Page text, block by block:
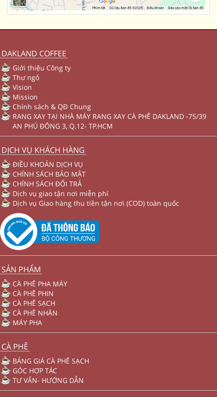
DAKLAND COFFEE
Giới thiệu Công ty
Thư ngỏ
Vision
Mission
Chính sách & QĐ Chung
RANG XAY TẠI NHÀ MÁY RANG XAY CÀ PHÊ DAKLAND -75/39
AN PHÚ ĐÔNG 3, Q.12- TP.HCM
DỊCH VỤ KHÁCH HÀNG
ĐIỀU KHOẢN DỊCH VỤ
CHÍNH SÁCH BẢO MẬT
CHÍNH SÁCH ĐỔI TRẢ
Dịch vụ giao tận nơi miễn phí
Dịch vụ Giao hàng thu tiền tận nơi (COD) toàn quốc
SẢN PHẨM
CÀ PHÊ PHA MÁY
CÀ PHÊ PHIN
CÀ PHÊ SẠCH
CÀ PHÊ NHÂN
MÁY PHA
CÀ PHÊ
BẢNG GIÁ CÀ PHÊ SẠCH
GÓC HỢP TÁC
TƯ VẤN- HƯỚNG DẪN